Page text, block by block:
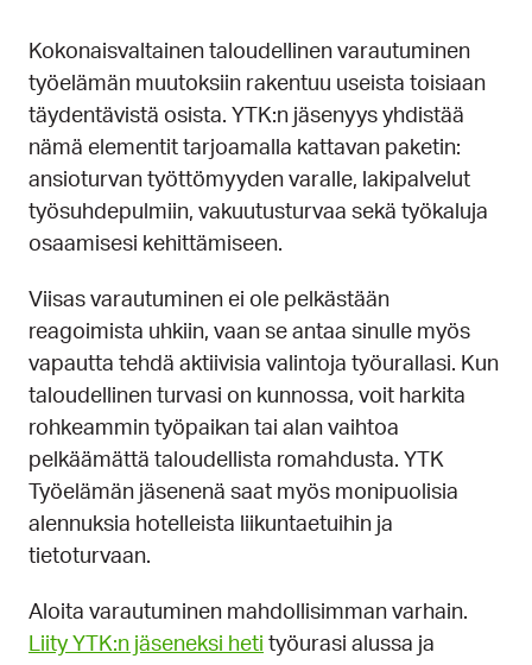
Kokonaisvaltainen taloudellinen varautuminen
työelämän muutoksiin rakentuu useista toisiaan
täydentävistä osista. YTK:n jäsenyys yhdistää
nämä elementit tarjoamalla kattavan paketin:
ansioturvan työttömyyden varalle, lakipalvelut
työsuhdepulmiin, vakuutusturvaa sekä työkaluja
osaamisesi kehittämiseen.
Viisas varautuminen ei ole pelkästään
reagoimista uhkiin, vaan se antaa sinulle myös
vapautta tehdä aktiivisia valintoja työurallasi. Kun
taloudellinen turvasi on kunnossa, voit harkita
rohkeammin työpaikan tai alan vaihtoa
pelkäämättä taloudellista romahdusta. YTK
Työelämän jäsenenä saat myös monipuolisia
alennuksia hotelleista liikuntaetuihin ja
tietoturvaan.
Aloita varautuminen mahdollisimman varhain.
Liity YTK:n jäseneksi heti työurasi alussa ja